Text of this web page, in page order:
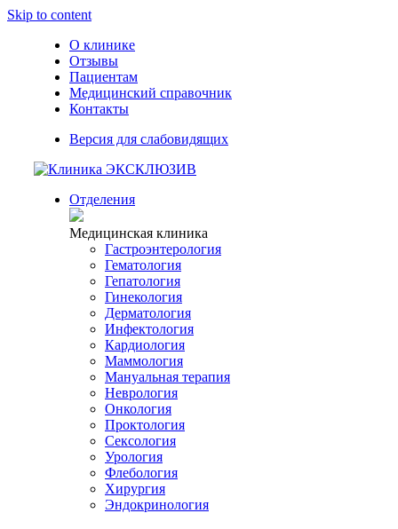
Skip to content
О клинике
Отзывы
Пациентам
Медицинский справочник
Контакты
Версия для слабовидящих
Отделения
Медицинская клиника
Гастроэнтерология
Гематология
Гепатология
Гинекология
Дерматология
Инфектология
Кардиология
Маммология
Мануальная терапия
Неврология
Онкология
Проктология
Сексология
Урология
Флебология
Хирургия
Эндокринология